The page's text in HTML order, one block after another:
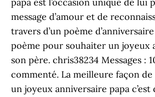
message d’amour et de
travers d’un poème
poème pour souhaiter un joyeux
son père. chris38234 Messages :
commenté. La meilleure façon
un joyeux anniversaire papa